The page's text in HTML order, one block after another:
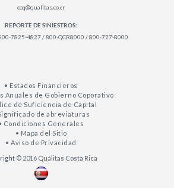
ccq@qualitas.co.cr
REPORTE DE SINIESTROS:
7825-4827 / 800-QCR8000 / 800-727-8000
• Estados Financieros
Anuales de Gobierno Coporativo
de Suficiencia de Capital
de abreviaturas
Condiciones Generales
• Mapa del Sitio
• Aviso de Privacidad
© 2016 Quálitas Costa Rica